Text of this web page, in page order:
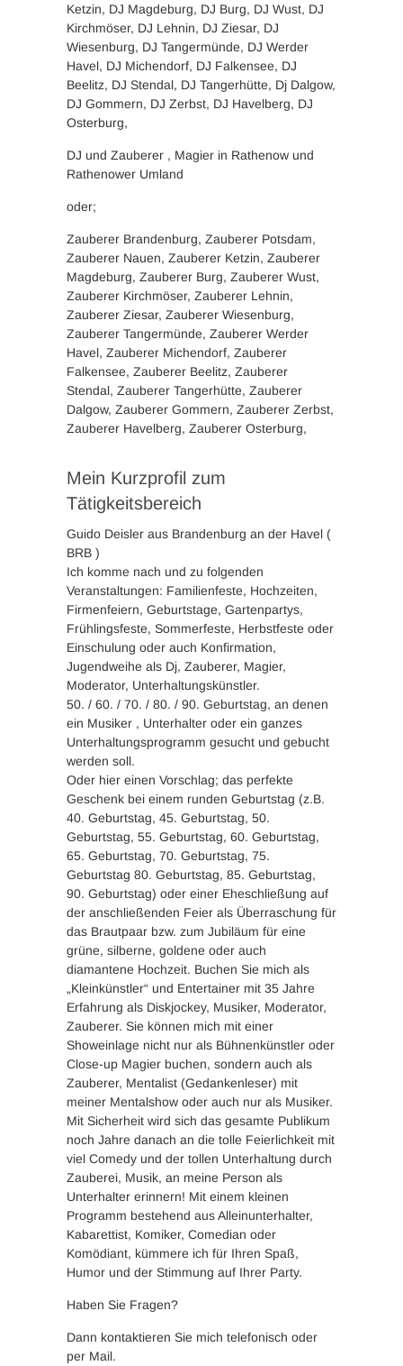
Ketzin, DJ Magdeburg, DJ Burg, DJ Wust, DJ
Kirchmöser, DJ Lehnin, DJ Ziesar, DJ
Wiesenburg, DJ Tangermünde, DJ Werder
Havel, DJ Michendorf, DJ Falkensee, DJ
Beelitz, DJ Stendal, DJ Tangerhütte, Dj Dalgow,
DJ Gommern, DJ Zerbst, DJ Havelberg, DJ
Osterburg,
DJ und Zauberer , Magier in Rathenow und
Rathenower Umland
oder;
Zauberer Brandenburg, Zauberer Potsdam,
Zauberer Nauen, Zauberer Ketzin, Zauberer
Magdeburg, Zauberer Burg, Zauberer Wust,
Zauberer Kirchmöser, Zauberer Lehnin,
Zauberer Ziesar, Zauberer Wiesenburg,
Zauberer Tangermünde, Zauberer Werder
Havel, Zauberer Michendorf, Zauberer
Falkensee, Zauberer Beelitz, Zauberer
Stendal, Zauberer Tangerhütte, Zauberer
Dalgow, Zauberer Gommern, Zauberer Zerbst,
Zauberer Havelberg, Zauberer Osterburg,
Mein Kurzprofil zum
Tätigkeitsbereich
Guido Deisler aus Brandenburg an der Havel (
BRB )
Ich komme nach und zu folgenden
Veranstaltungen: Familienfeste, Hochzeiten,
Firmenfeiern, Geburtstage, Gartenpartys,
Frühlingsfeste, Sommerfeste, Herbstfeste oder
Einschulung oder auch Konfirmation,
Jugendweihe als Dj, Zauberer, Magier,
Moderator, Unterhaltungskünstler.
50. / 60. / 70. / 80. / 90. Geburtstag, an denen
ein Musiker , Unterhalter oder ein ganzes
Unterhaltungsprogramm gesucht und gebucht
werden soll.
Oder hier einen Vorschlag; das perfekte
Geschenk bei einem runden Geburtstag (z.B.
40. Geburtstag, 45. Geburtstag, 50.
Geburtstag, 55. Geburtstag, 60. Geburtstag,
65. Geburtstag, 70. Geburtstag, 75.
Geburtstag 80. Geburtstag, 85. Geburtstag,
90. Geburtstag) oder einer Eheschließung auf
der anschließenden Feier als Überraschung für
das Brautpaar bzw. zum Jubiläum für eine
grüne, silberne, goldene oder auch
diamantene Hochzeit. Buchen Sie mich als
„Kleinkünstler“ und Entertainer mit 35 Jahre
Erfahrung als Diskjockey, Musiker, Moderator,
Zauberer. Sie können mich mit einer
Showeinlage nicht nur als Bühnenkünstler oder
Close-up Magier buchen, sondern auch als
Zauberer, Mentalist (Gedankenleser) mit
meiner Mentalshow oder auch nur als Musiker.
Mit Sicherheit wird sich das gesamte Publikum
noch Jahre danach an die tolle Feierlichkeit mit
viel Comedy und der tollen Unterhaltung durch
Zauberei, Musik, an meine Person als
Unterhalter erinnern! Mit einem kleinen
Programm bestehend aus Alleinunterhalter,
Kabarettist, Komiker, Comedian oder
Komödiant, kümmere ich für Ihren Spaß,
Humor und der Stimmung auf Ihrer Party.
Haben Sie Fragen?
Dann kontaktieren Sie mich telefonisch oder
per Mail.